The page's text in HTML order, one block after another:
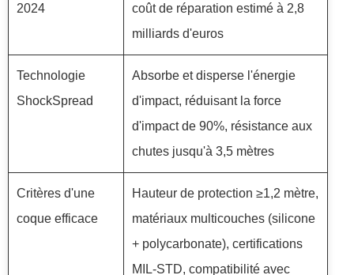
2024
coût de réparation estimé à 2,8
milliards d'euros
Technologie
ShockSpread
Absorbe et disperse l'énergie
d'impact, réduisant la force
d'impact de 90%, résistance aux
chutes jusqu'à 3,5 mètres
Critères d'une
coque efficace
Hauteur de protection ≥1,2 mètre,
matériaux multicouches (silicone
+ polycarbonate), certifications
MIL-STD, compatibilité avec